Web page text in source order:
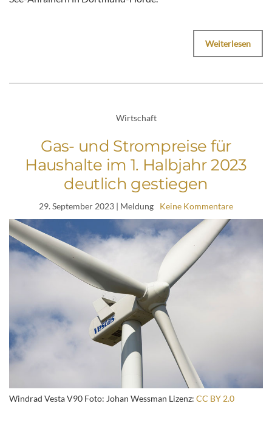
Weiterlesen
Wirtschaft
Gas- und Strompreise für
Haushalte im 1. Halbjahr 2023
deutlich gestiegen
29. September 2023 | Meldung Keine Kommentare
Windrad Vesta V90 Foto: Johan Wessman Lizenz: CC BY 2.0